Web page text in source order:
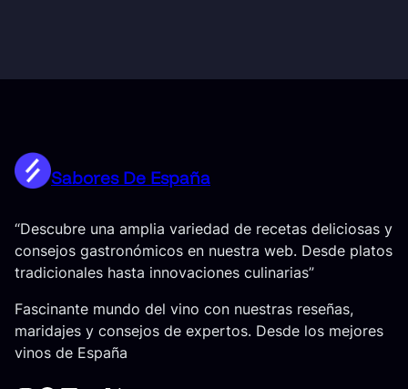
Sabores De España
“Descubre una amplia variedad de recetas deliciosas y
consejos gastronómicos en nuestra web. Desde platos
tradicionales hasta innovaciones culinarias”
Fascinante mundo del vino con nuestras reseñas,
maridajes y consejos de expertos. Desde los mejores
vinos de España